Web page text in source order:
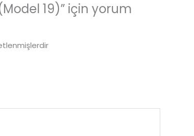
19)” için yorum